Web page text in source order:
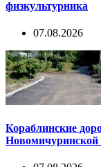
физкультурника
07.08.2026
Кораблинские